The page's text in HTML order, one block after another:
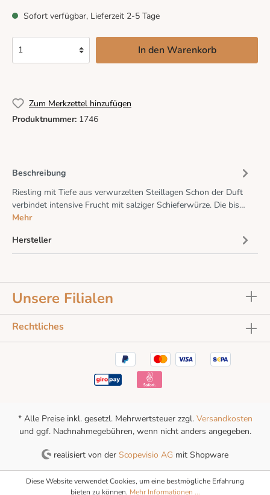
Sofort verfügbar, Lieferzeit 2-5 Tage
In den Warenkorb
Zum Merkzettel hinzufügen
Produktnummer: 1746
Beschreibung
Riesling mit Tiefe aus verwurzelten Steillagen Schon der Duft
verbindet intensive Frucht mit salziger Schieferwürze. Die bis…
Mehr
Hersteller
Unsere Filialen
Rechtliches
* Alle Preise inkl. gesetzl. Mehrwertsteuer zzgl. Versandkosten
und ggf. Nachnahmegebühren, wenn nicht anders angegeben.
realisiert von derScopevisio AG mit Shopware
Diese Website verwendet Cookies, um eine bestmögliche Erfahrung
bieten zu können. Mehr Informationen ...